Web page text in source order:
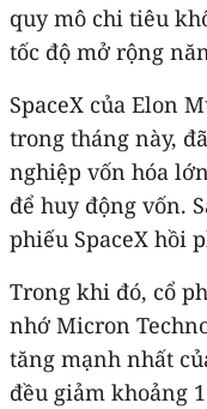
quy mô chi tiêu
tốc độ mở rộng
SpaceX của Elon
trong tháng này,
nghiệp vốn hóa
để huy động vốn.
phiếu SpaceX hồi
Trong khi đó, cổ
nhớ Micron
tăng mạnh nhất
đều giảm khoảng